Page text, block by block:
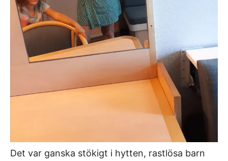
Det var ganska stökigt i hytten, rastlösa barn